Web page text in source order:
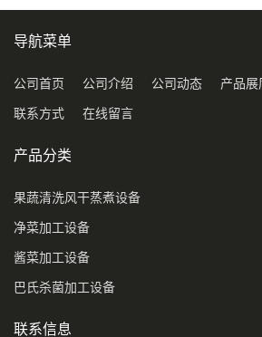
导航菜单
公司首页 公司介绍 公司动态 产品展
联系方式 在线留言
产品分类
果蔬清洗风干蒸煮设备
净菜加工设备
酱菜加工设备
巴氏杀菌加工设备
联系信息